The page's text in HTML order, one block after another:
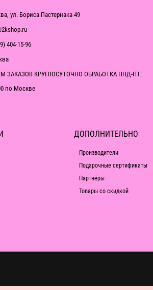
ул. Бориса Пастернака 49
404-15-96
ЗАКАЗОВ КРУГЛОСУТОЧНО ОБРАБОТКА ПНД-ПТ:
по Москве
ДОПОЛНИТЕЛЬНО
Производители
Подарочные сертификаты
Партнёры
Товары со скидкой